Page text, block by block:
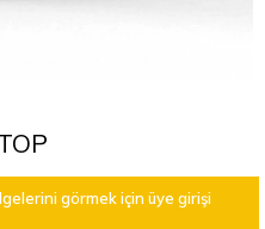
görmek için üye girişi